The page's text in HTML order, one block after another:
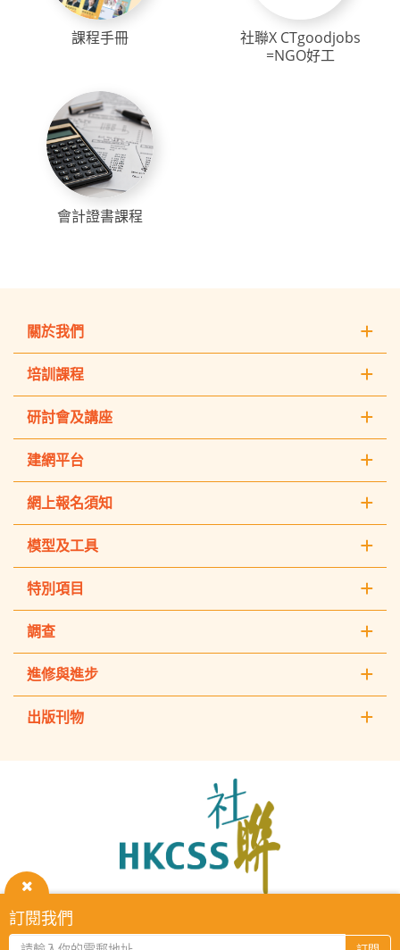
課程手冊
社聯X CTgoodjobs
=NGO好工
會計證書課程
關
閉
訂閱我們
關於我們
培訓課程
研討會及講座
建網平台
網上報名須知
模型及工具
特別項目
調查
進修與進步
出版刊物
Council
Service
HKCSS Institute主頁
2026 © The Hong Kong Council of Social Service. All Rights